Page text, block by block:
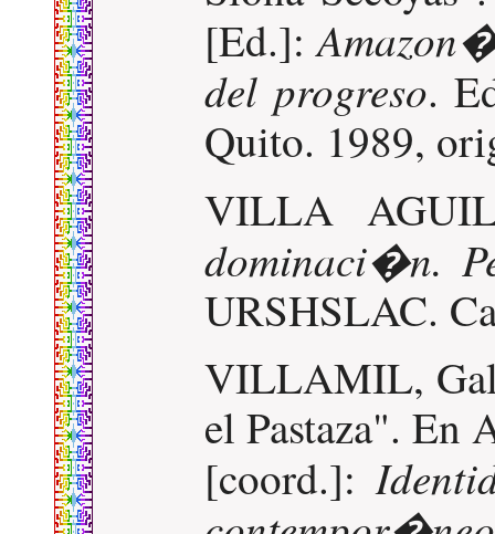
[Ed.]:
del progreso.
Quito. 1989,
VILLA
dominaci�n.
URSHSLAC.
VILLAMIL,
el Pastaza".
[coord.]: